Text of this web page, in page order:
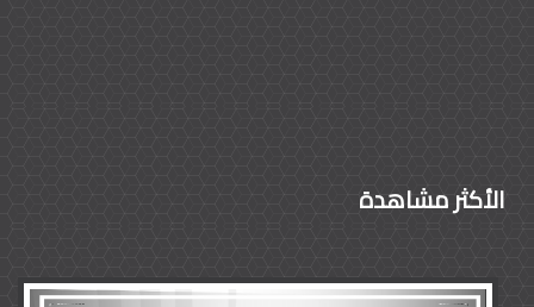
الأكثر مشاهدة